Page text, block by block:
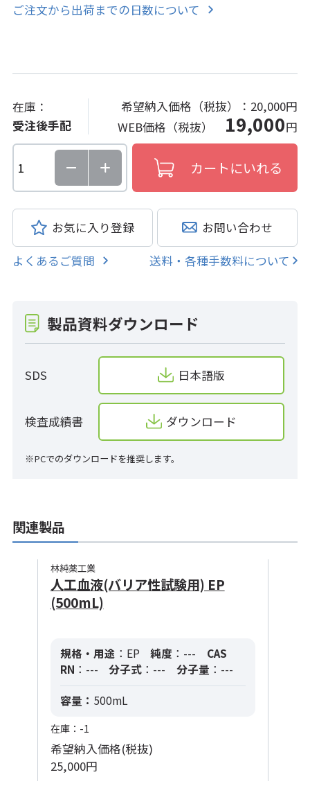
ご注文から出荷までの日数について
在庫：
受注後手配
希望納入価格（税抜）： 20,000円
WEB価格（税抜） 19,000円
お気に入り登録 お問い合わせ
よくあるご質問 送料・各種手数料について
製品資料ダウンロード
SDS 日本語版
検査成績書 ダウンロード
※PCでのダウンロードを推奨します。
関連製品
林純薬工業
人工血液(バリア性試験用) EP
(500mL)
規格・用途 ：EP 純度 ：---
CAS
RN ：--- 分子式 ：--- 分子量 ：---
容量： 500mL
在庫：-1
希望納入価格(税抜)
25,000円